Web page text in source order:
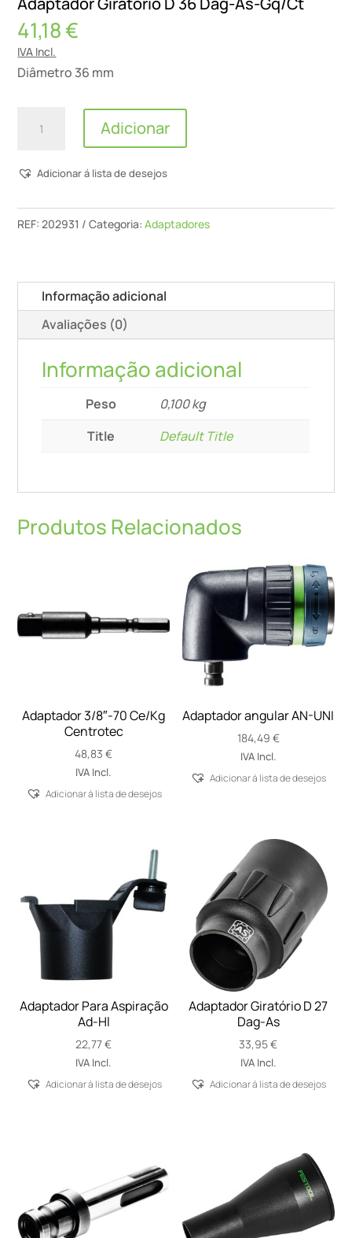
41,18€
IVA Incl.
Diâmetro 36 mm
Quantidade
Giratório
36
Gq/Ct
Adicionar
Adicionar á lista de desejos
REF:202931 Categoria:Adaptadores
Informação adicional
Avaliações (0)
Informação adicional
Peso
0,100 kg
Title
Default Title
Produtos Relacionados
Adaptador 3/8″-70 Ce/Kg
Centrotec
48,83€
IVA Incl.
Adicionar á lista de desejos
Adaptador angular AN-UNI
184,49 €
IVA Incl.
Adicionar á lista de desejos
Adaptador Para Aspiração
Ad-Hl
22,77€
IVA Incl.
Adicionar á lista de desejos
Adaptador Giratório D 27
Dag-As
33,95€
IVA Incl.
Adicionar á lista de desejos